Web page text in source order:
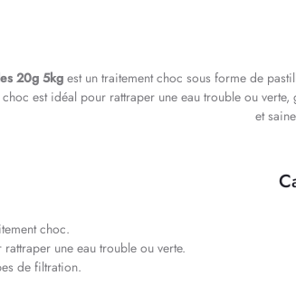
20g 5kgest un traitement choc sous forme de
est idéal pour rattraper une eau trouble ou
et
choc.
une eau trouble ou verte.
de filtration.